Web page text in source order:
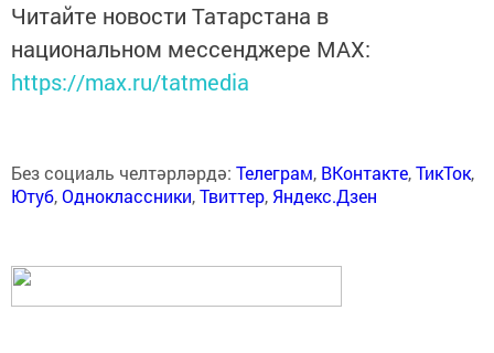
Читайте новости Татарстана в
национальном мессенджере MАХ:
https://max.ru/tatmedia
Без социаль челтәрләрдә: Телеграм, ВКонтакте,ТикТок,
Ютуб,Одноклассники,Твиттер, Яндекс.Дзен